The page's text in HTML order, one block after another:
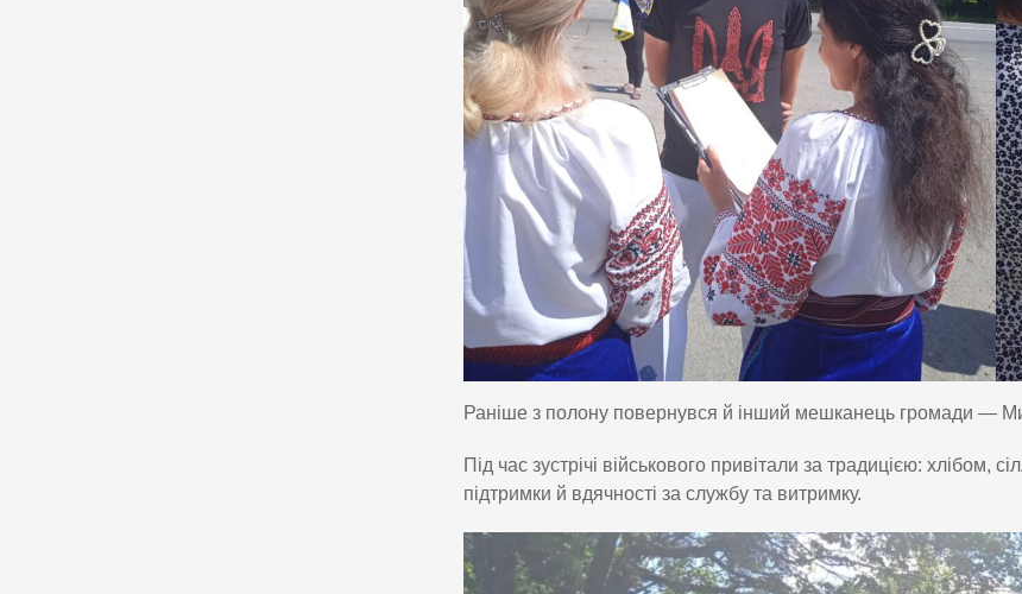
Раніше з полону повернувся й інший мешканець громади —
Під час зустрічі військового привітали за традицією:
підтримки й вдячності за службу та витримку.